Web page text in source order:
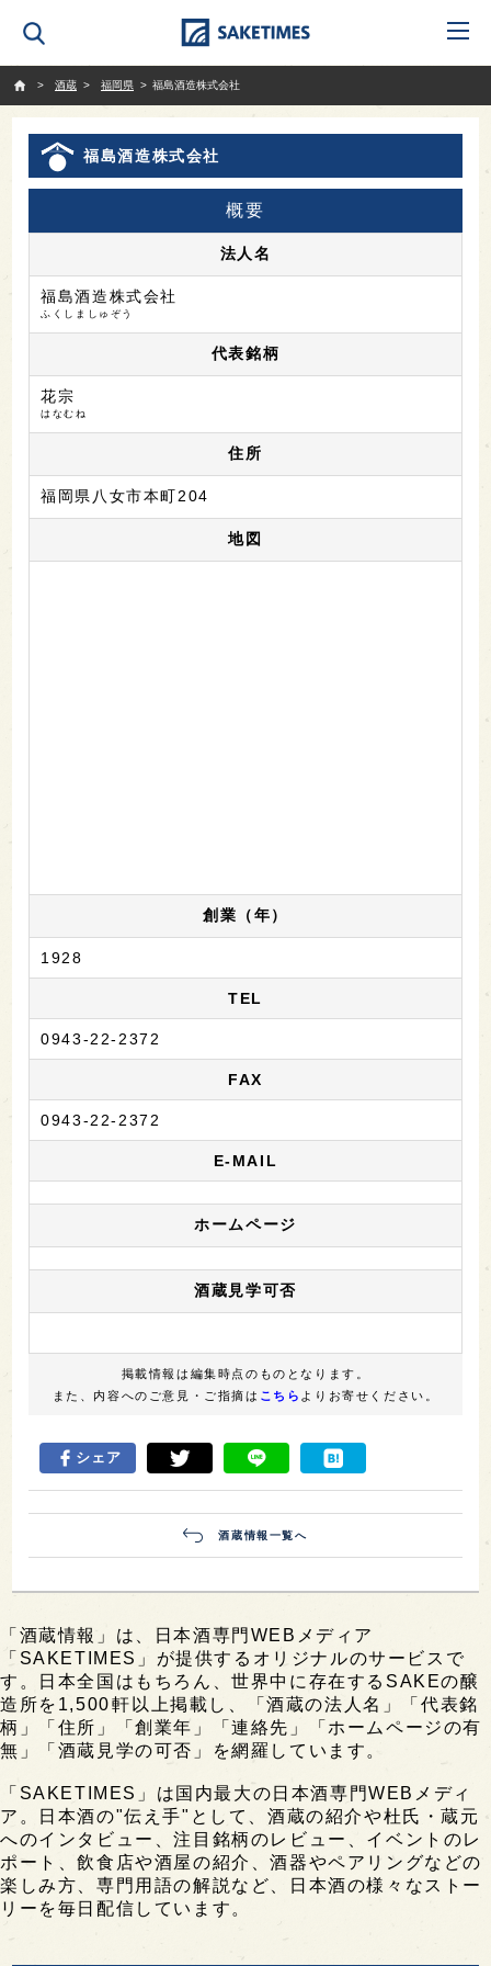
酒蔵
福岡県 福島酒造株式会社
福島酒造株式会社
概要
法人名
福島酒造株式会社
ふくしましゅぞう
代表銘柄
花宗
はなむね
住所
福岡県八女市本町204
地図
創業（年）
1928
TEL
0943-22-2372
FAX
0943-22-2372
E-MAIL
ホームページ
酒蔵見学可否
掲載情報は編集時点のものとなります。
また、内容へのご意見・ご指摘は こちら よりお寄せください。
シェア
酒蔵情報一覧へ
「酒蔵情報」は、日本酒専門WEBメディア
「SAKETIMES」が提供するオリジナルのサービスで
す。日本全国はもちろん、世界中に存在するSAKEの醸
造所を1,500軒以上掲載し、「酒蔵の法人名」「代表銘
柄」「住所」「創業年」「連絡先」「ホームページの有
無」「酒蔵見学の可否」を網羅しています。
「SAKETIMES」は国内最大の日本酒専門WEBメディ
ア。日本酒の"伝え手"として、酒蔵の紹介や杜氏・蔵元
へのインタビュー、注目銘柄のレビュー、イベントのレ
ポート、飲食店や酒屋の紹介、酒器やペアリングなどの
楽しみ方、専門用語の解説など、日本酒の様々なストー
リーを毎日配信しています。